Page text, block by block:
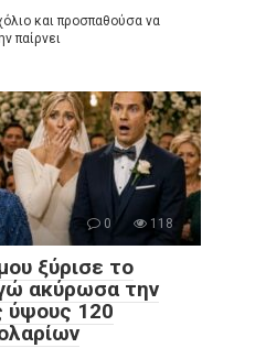
και προσπαθούσα να
παίρνει
0 118
ξύρισε το
ακύρωσα την
ύψους 120